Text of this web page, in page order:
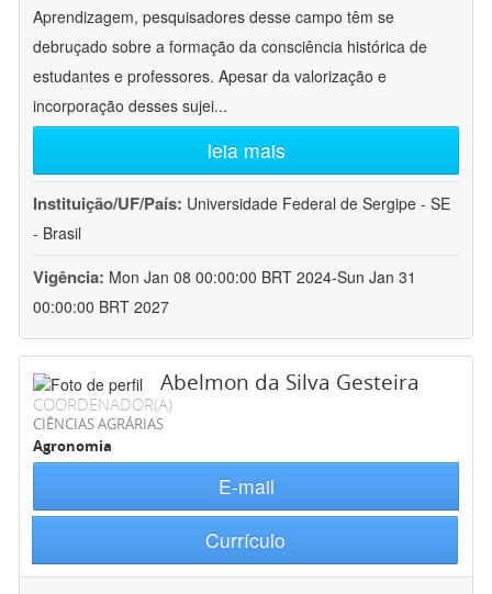
Aprendizagem, pesquisadores desse campo têm se
debruçado sobre a formação da consciência histórica de
estudantes e professores. Apesar da valorização e
incorporação desses sujei...
leia mais
Instituição/UF/País: Universidade Federal de Sergipe - SE
- Brasil
Vigência: Mon Jan 08 00:00:00 BRT 2024-Sun Jan 31
00:00:00 BRT 2027
Abelmon da Silva Gesteira
COORDENADOR(A)
CIÊNCIAS AGRÁRIAS
Agronomia
E-mail
Currículo